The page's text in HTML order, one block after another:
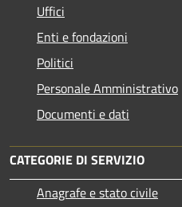
Uffici
Enti e fondazioni
Politici
Personale Amministrativo
Documenti e dati
CATEGORIE DI SERVIZIO
Anagrafe e stato civile